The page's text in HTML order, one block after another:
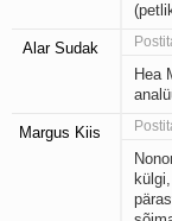
Alar Sudak
Hea
Margus Kiis